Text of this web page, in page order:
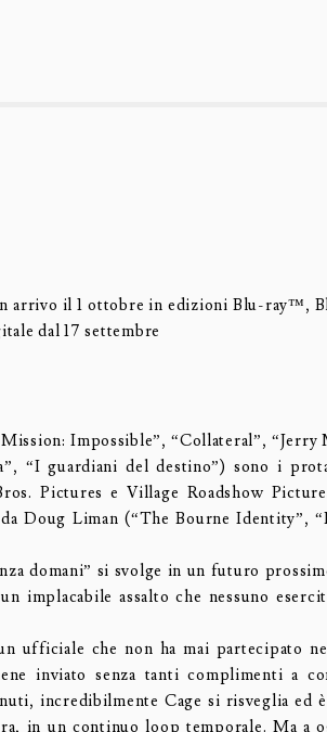
arrivo il 1 ottobre in edizioni Blu-ray™,
dal 17 settembre
Impossible”, “Collateral”, “Jerry
“I guardiani del destino”) sono i
Pictures e Village Roadshow
Doug Liman (“The Bourne Identity”,
domani” si svolge in un futuro
implacabile assalto che nessuno
ufficiale che non ha mai partecipato
inviato senza tanti complimenti a
incredibilmente Cage si risveglia ed
in un continuo loop temporale. Ma a